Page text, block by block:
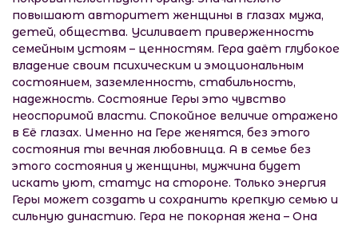
повышают авторитет женщины в глазах мужа,
детей, общества. Усиливает приверженность
семейным устоям – ценностям. Гера даёт глубокое
владение своим психическим и эмоциональным
состоянием, заземленность, стабильность,
надежность. Состояние Геры это чувство
неоспоримой власти. Спокойное величие отражено
в Её глазах. Именно на Гере женятся, без этого
состояния ты вечная любовница. А в семье без
этого состояния у женщины, мужчина будет
искать уют, статус на стороне. Только энергия
Геры может создать и сохранить крепкую семью и
сильную династию. Гера не покорная жена – Она